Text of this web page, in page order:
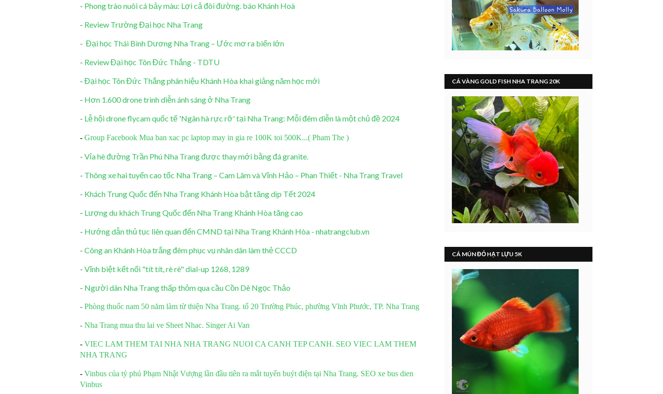
- Phong trào nuôi cá bảy màu: Lợi cả đôi đường. báo Khánh Hoà
- Review Trường Đại học Nha Trang
- Đại học Thái Bình Dương Nha Trang – Ước mơ ra biển lớn
- Review Đại học Tôn Đức Thắng - TDTU
- Đại học Tôn Đức Thắng phân hiệu Khánh Hòa khai giảng năm học mới
- Hơn 1.600 drone trình diễn ánh sáng ở Nha Trang
- Lễ hội drone flycam quốc tế 'Ngân hà rực rỡ' tại Nha Trang: Mỗi đêm diễn là một chủ đề 2024
- Group Facebook Mua ban xac pc laptop may in gia re 100K toi 500K...( Pham The )
- Vỉa hè đường Trần Phú Nha Trang được thay mới bằng đá granite.
- Thông xe hai tuyến cao tốc Nha Trang – Cam Lâm và Vĩnh Hảo – Phan Thiết - Nha Trang Travel
- Khách Trung Quốc đến Nha Trang Khánh Hòa bật tăng dịp Tết 2024
- Lượng du khách Trung Quốc đến Nha Trang Khánh Hòa tăng cao
- Hướng dẫn thủ tục liên quan đến CMND tại Nha Trang Khánh Hòa - nhatrangclub.vn
- Công an Khánh Hòa trắng đêm phục vụ nhân dân làm thẻ CCCD
- Vĩnh biệt kết nối "tít tít, rè rè" dial-up 1268, 1289
- Người dân Nha Trang thấp thỏm qua cầu Cồn Dê Ngọc Thảo
- Phòng thuốc nam 50 năm làm từ thiện Nha Trang. tổ 20 Trường Phúc, phường Vĩnh Phước, TP. Nha Trang
- Nha Trang mua thu lai ve Sheet Nhac. Singer Ai Van
- VIEC LAM THEM TAI NHA NHA TRANG NUOI CA CANH TEP CANH. SEO VIEC LAM THEM
NHA TRANG
- Vinbus của tỷ phú Phạm Nhật Vượng lần đầu tiên ra mắt tuyến buýt điện tại Nha Trang. SEO xe bus dien
Vinbus
CÁ VÀNG GOLD FISH NHA TRANG 20K
CÁ MÚN ĐỎ HẠT LỰU 5K